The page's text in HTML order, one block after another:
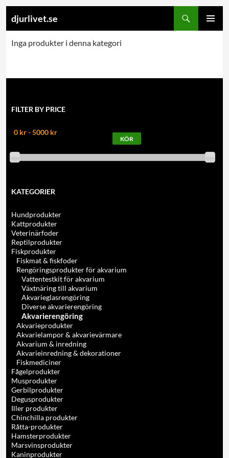
djurlivet.se
CONTENT
Inga produkter i denna kategori
FILTER BY PRICE
0 kr - 5000 kr
KATEGORIER
Hundprodukter
Kattprodukter
Veterinärfoder
Reptilprodukter
Fiskprodukter
Fiskmat & fiskfoder
Rengöringsprodukter för akvarium
Vattentestkit för akvarium
Växtnäring till akvarium
Akvarieglasrengöring
Diverse akvarierengöring
Akvarierengöring
Akvarieprodukter
Akvarielampor & akvarievärmare
Akvarium & inredning
Akvarieinredning & dekorationer
Fiskmediciner
Fågelprodukter
Musprodukter
Gerbilprodukter
Degusprodukter
Iller produkter
Chinchilla produkter
Råtta-produkter
Hamsterprodukter
Marsvinsprodukter
Kaninprodukter